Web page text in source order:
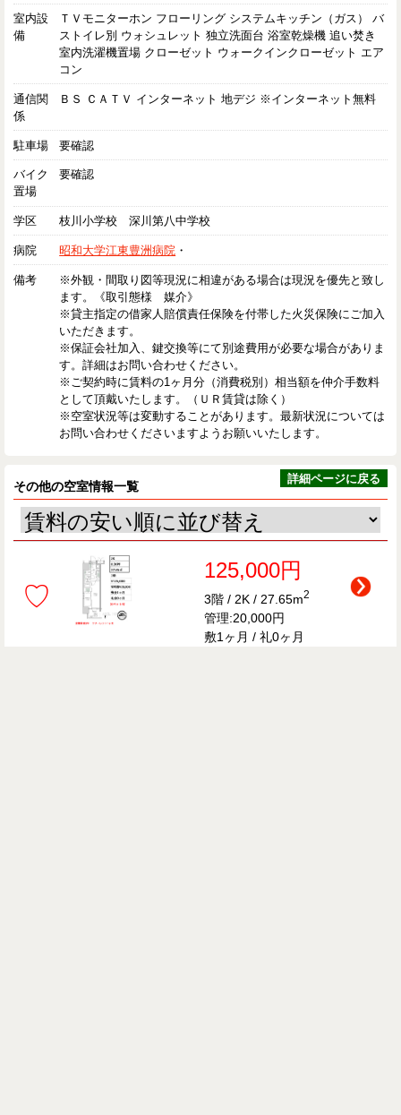
室内設
備
ＴＶモニターホン フローリング システムキッチン（ガス） バ
ストイレ別 ウォシュレット 独立洗面台 浴室乾燥機 追い焚き
室内洗濯機置場 クローゼット ウォークインクローゼット エア
コン
通信関
係
ＢＳ ＣＡＴＶ インターネット 地デジ ※インターネット無料
駐車場 要確認
バイク
置場
要確認
学区 枝川小学校 深川第八中学校
病院 昭和大学江東豊洲病院 ・
備考
※外観・間取り図等現況に相違がある場合は現況を優先と致し
ます。《取引態様 媒介》
※貸主指定の借家人賠償責任保険を付帯した火災保険にご加入
いただきます。
※保証会社加入、鍵交換等にて別途費用が必要な場合がありま
す。詳細はお問い合わせください。
※ご契約時に賃料の1ヶ月分（消費税別）相当額を仲介手数料
として頂戴いたします。（ＵＲ賃貸は除く）
※空室状況等は変動することがあります。最新状況については
お問い合わせくださいますようお願いいたします。
その他の空室情報一覧
詳細ページに戻る
♡
125,000円
3階 / 2K / 27.65m2
管理:20,000円
敷1ヶ月 / 礼0ヶ月